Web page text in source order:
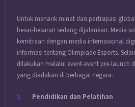
Untuk menarik minat dan partisipasi
besar-besaran sedang dijalankan. Media
kemitraan dengan media internasional
informasi tentang Olimpiade Esports.
dilakukan melalui event-event pre-launch
yang diadakan di berbagai negara.
Pendidikan dan Pelatihan